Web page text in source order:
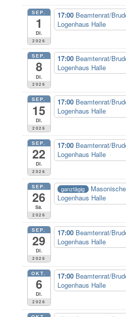
SEP.
1
Di.
2026
17:00 Beamtenrat/
Logenhaus Halle
SEP.
8
Di.
2026
17:00 Beamtenrat/
Logenhaus Halle
SEP.
15
Di.
2026
17:00 Beamtenrat/
Logenhaus Halle
SEP.
22
Di.
2026
17:00 Beamtenrat/
Logenhaus Halle
SEP.
26
Sa.
2026
ganztägig
Logenhaus Halle
SEP.
29
Di.
2026
17:00 Beamtenrat/
Logenhaus Halle
OKT.
6
Di.
2026
17:00 Beamtenrat/
Logenhaus Halle